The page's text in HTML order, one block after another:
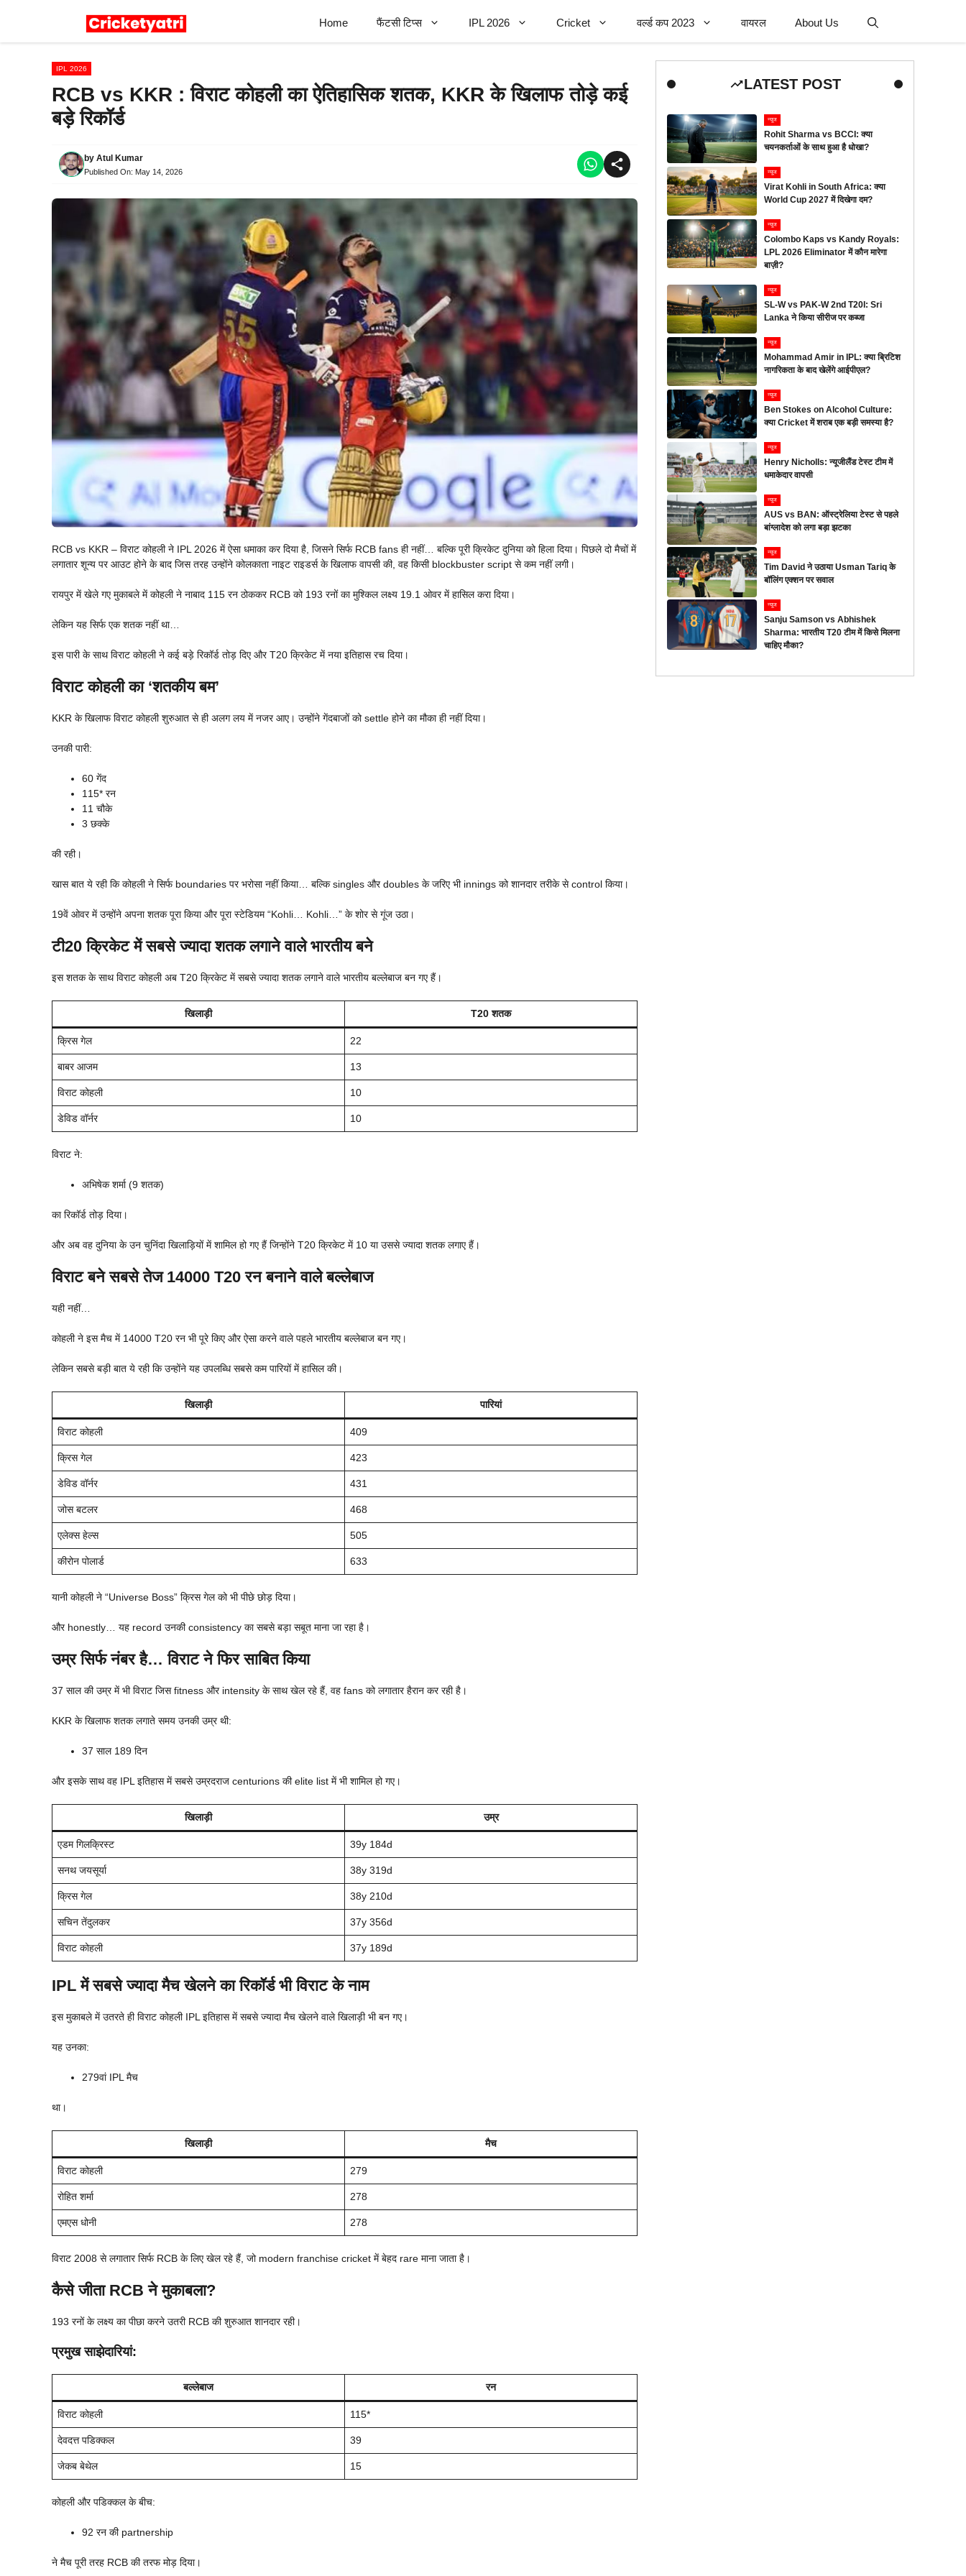
Home फैंटसी टिप्स IPL 2026 Cricket वर्ल्ड कप 2023 वायरल About Us
IPL 2026
RCB vs KKR : विराट कोहली का ऐतिहासिक शतक, KKR के खिलाफ तोड़े कई
बड़े रिकॉर्ड
by Atul Kumar
Published On: May 14, 2026
RCB vs KKR – विराट कोहली ने IPL 2026 में ऐसा धमाका कर दिया है, जिसने सिर्फ RCB fans ही नहीं… बल्कि पूरी क्रिकेट दुनिया को हिला दिया। पिछले दो मैचों में
लगातार शून्य पर आउट होने के बाद जिस तरह उन्होंने कोलकाता नाइट राइडर्स के खिलाफ वापसी की, वह किसी blockbuster script से कम नहीं लगी।
रायपुर में खेले गए मुकाबले में कोहली ने नाबाद 115 रन ठोककर RCB को 193 रनों का मुश्किल लक्ष्य 19.1 ओवर में हासिल करा दिया।
लेकिन यह सिर्फ एक शतक नहीं था…
इस पारी के साथ विराट कोहली ने कई बड़े रिकॉर्ड तोड़ दिए और T20 क्रिकेट में नया इतिहास रच दिया।
विराट कोहली का ‘शतकीय बम’
KKR के खिलाफ विराट कोहली शुरुआत से ही अलग लय में नजर आए। उन्होंने गेंदबाजों को settle होने का मौका ही नहीं दिया।
उनकी पारी:
60 गेंद
115* रन
11 चौके
3 छक्के
की रही।
खास बात ये रही कि कोहली ने सिर्फ boundaries पर भरोसा नहीं किया… बल्कि singles और doubles के जरिए भी innings को शानदार तरीके से control किया।
19वें ओवर में उन्होंने अपना शतक पूरा किया और पूरा स्टेडियम “Kohli… Kohli…” के शोर से गूंज उठा।
टी20 क्रिकेट में सबसे ज्यादा शतक लगाने वाले भारतीय बने
इस शतक के साथ विराट कोहली अब T20 क्रिकेट में सबसे ज्यादा शतक लगाने वाले भारतीय बल्लेबाज बन गए हैं।
खिलाड़ी T20 शतक
क्रिस गेल 22
बाबर आजम 13
विराट कोहली 10
डेविड वॉर्नर 10
विराट ने:
अभिषेक शर्मा (9 शतक)
का रिकॉर्ड तोड़ दिया।
और अब वह दुनिया के उन चुनिंदा खिलाड़ियों में शामिल हो गए हैं जिन्होंने T20 क्रिकेट में 10 या उससे ज्यादा शतक लगाए हैं।
विराट बने सबसे तेज 14000 T20 रन बनाने वाले बल्लेबाज
यही नहीं…
कोहली ने इस मैच में 14000 T20 रन भी पूरे किए और ऐसा करने वाले पहले भारतीय बल्लेबाज बन गए।
लेकिन सबसे बड़ी बात ये रही कि उन्होंने यह उपलब्धि सबसे कम पारियों में हासिल की।
खिलाड़ी पारियां
विराट कोहली 409
क्रिस गेल 423
डेविड वॉर्नर 431
जोस बटलर 468
एलेक्स हेल्स 505
कीरोन पोलार्ड 633
यानी कोहली ने “Universe Boss” क्रिस गेल को भी पीछे छोड़ दिया।
और honestly… यह record उनकी consistency का सबसे बड़ा सबूत माना जा रहा है।
उम्र सिर्फ नंबर है… विराट ने फिर साबित किया
37 साल की उम्र में भी विराट जिस fitness और intensity के साथ खेल रहे हैं, वह fans को लगातार हैरान कर रही है।
KKR के खिलाफ शतक लगाते समय उनकी उम्र थी:
37 साल 189 दिन
और इसके साथ वह IPL इतिहास में सबसे उम्रदराज centurions की elite list में भी शामिल हो गए।
खिलाड़ी उम्र
एडम गिलक्रिस्ट 39y 184d
सनथ जयसूर्या 38y 319d
क्रिस गेल 38y 210d
सचिन तेंदुलकर 37y 356d
विराट कोहली 37y 189d
IPL में सबसे ज्यादा मैच खेलने का रिकॉर्ड भी विराट के नाम
इस मुकाबले में उतरते ही विराट कोहली IPL इतिहास में सबसे ज्यादा मैच खेलने वाले खिलाड़ी भी बन गए।
यह उनका:
279वां IPL मैच
था।
खिलाड़ी मैच
विराट कोहली 279
रोहित शर्मा 278
एमएस धोनी 278
विराट 2008 से लगातार सिर्फ RCB के लिए खेल रहे हैं, जो modern franchise cricket में बेहद rare माना जाता है।
कैसे जीता RCB ने मुकाबला?
193 रनों के लक्ष्य का पीछा करने उतरी RCB की शुरुआत शानदार रही।
प्रमुख साझेदारियां:
बल्लेबाज रन
विराट कोहली 115*
देवदत्त पडिक्कल 39
जेकब बेथेल 15
कोहली और पडिक्कल के बीच:
92 रन की partnership
ने मैच पूरी तरह RCB की तरफ मोड़ दिया।
LATEST POST
न्यूज
Rohit Sharma vs BCCI: क्या
चयनकर्ताओं के साथ हुआ है धोखा?
न्यूज
Virat Kohli in South Africa: क्या
World Cup 2027 में दिखेगा दम?
न्यूज
Colombo Kaps vs Kandy Royals:
LPL 2026 Eliminator में कौन मारेगा
बाज़ी?
न्यूज
SL-W vs PAK-W 2nd T20I: Sri
Lanka ने किया सीरीज पर कब्जा
न्यूज
Mohammad Amir in IPL: क्या ब्रिटिश
नागरिकता के बाद खेलेंगे आईपीएल?
न्यूज
Ben Stokes on Alcohol Culture:
क्या Cricket में शराब एक बड़ी समस्या है?
न्यूज
Henry Nicholls: न्यूजीलैंड टेस्ट टीम में
धमाकेदार वापसी
न्यूज
AUS vs BAN: ऑस्ट्रेलिया टेस्ट से पहले
बांग्लादेश को लगा बड़ा झटका
न्यूज
Tim David ने उठाया Usman Tariq के
बॉलिंग एक्शन पर सवाल
न्यूज
Sanju Samson vs Abhishek
Sharma: भारतीय T20 टीम में किसे मिलना
चाहिए मौका?